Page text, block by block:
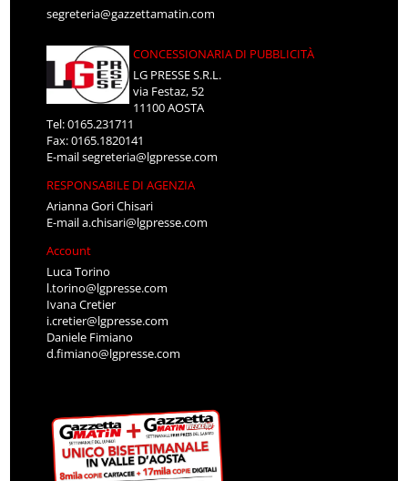
segreteria@gazzettamatin.com
CONCESSIONARIA DI PUBBLICITÀ
LG PRESSE S.R.L.
via Festaz, 52
11100 AOSTA
Tel: 0165.231711
Fax: 0165.1820141
E-mailsegreteria@lgpresse.com
RESPONSABILE DI AGENZIA
Arianna Gori Chisari
E-maila.chisari@lgpresse.com
Account
Luca Torino
l.torino@lgpresse.com
Ivana Cretier
i.cretier@lgpresse.com
Daniele Fimiano
d.fimiano@lgpresse.com